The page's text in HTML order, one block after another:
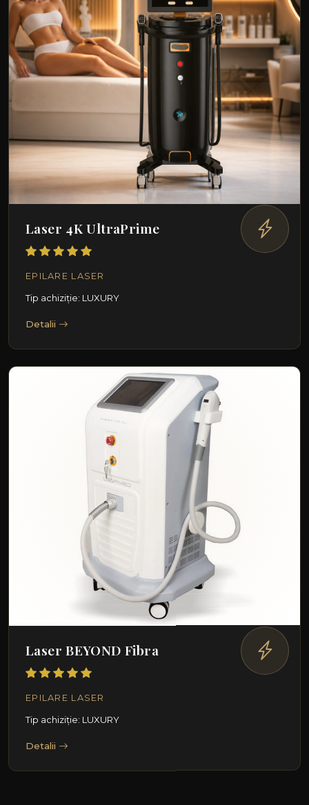
Laser 4K UltraPrime
EPILARE LASER
Tip achiziție: LUXURY
Detalii
Laser BEYOND Fibra
EPILARE LASER
Tip achiziție: LUXURY
Detalii